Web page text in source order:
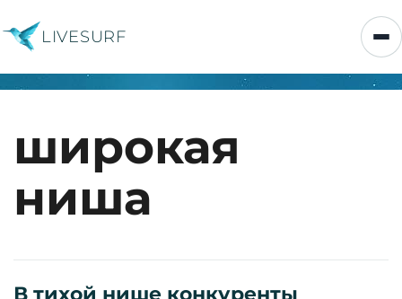
LIVESURF
широкая
ниша
В тихой нише конкуренты